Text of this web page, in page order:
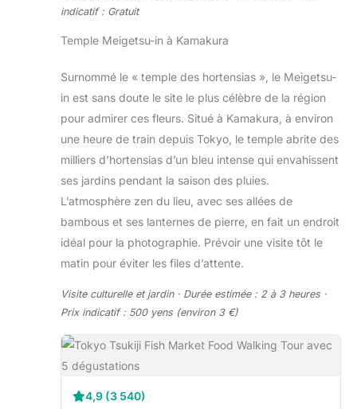
indicatif : Gratuit
Temple Meigetsu-in à Kamakura
Surnommé le « temple des hortensias », le Meigetsu-
in est sans doute le site le plus célèbre de la région
pour admirer ces fleurs. Situé à Kamakura, à environ
une heure de train depuis Tokyo, le temple abrite des
milliers d’hortensias d’un bleu intense qui envahissent
ses jardins pendant la saison des pluies.
L’atmosphère zen du lieu, avec ses allées de
bambous et ses lanternes de pierre, en fait un endroit
idéal pour la photographie. Prévoir une visite tôt le
matin pour éviter les files d’attente.
Visite culturelle et jardin · Durée estimée : 2 à 3 heures ·
Prix indicatif : 500 yens (environ 3 €)
4,9 (3 540)